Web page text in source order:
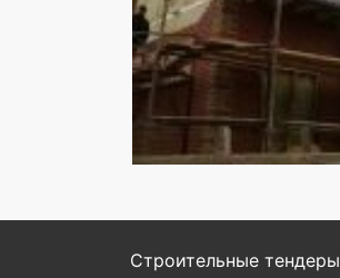
Строительные тендеры